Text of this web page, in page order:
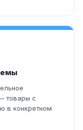
товары с
в конкретном